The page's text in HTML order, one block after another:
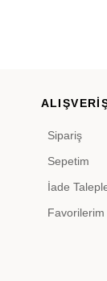
Sipariş
Sepetim
İade
Favorilerim